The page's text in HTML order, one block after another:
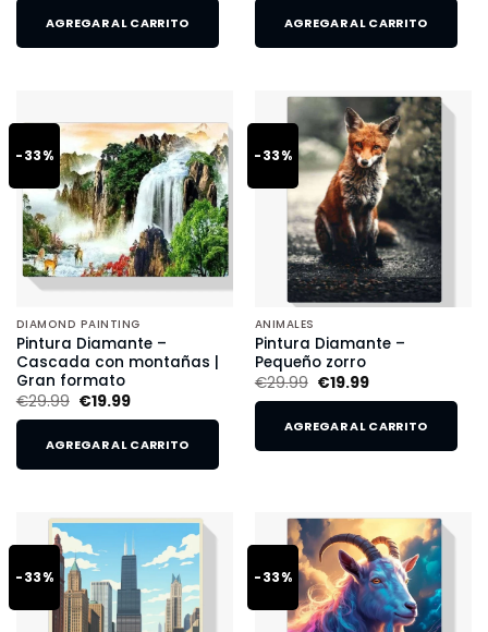
AGREGAR AL CARRITO AGREGAR AL CARRITO
-33%
DIAMOND PAINTING
Pintura Diamante –
Cascada con montañas |
Gran formato
€29.99 €19.99
AGREGAR AL CARRITO
-33%
ANIMALES
Pintura Diamante –
Pequeño zorro
€29.99 €19.99
AGREGAR AL CARRITO
-33% -33%